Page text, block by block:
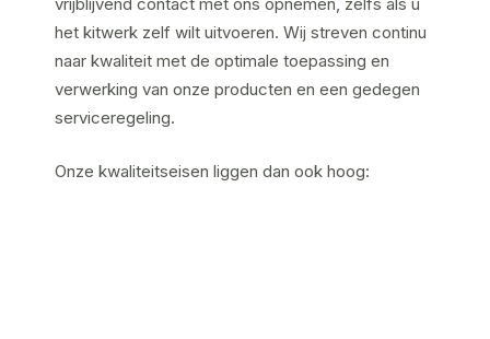
het kitwerk zelf wilt uitvoeren. Wij streven continu
naar kwaliteit met de optimale toepassing en
verwerking van onze producten en een gedegen
serviceregeling.
Onze kwaliteitseisen liggen dan ook hoog: